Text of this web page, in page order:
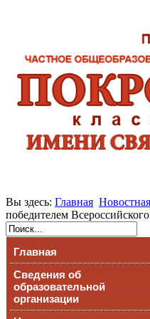
Вы здесь: Главная
победителем
Главная
Сведения об
образовательной
организации